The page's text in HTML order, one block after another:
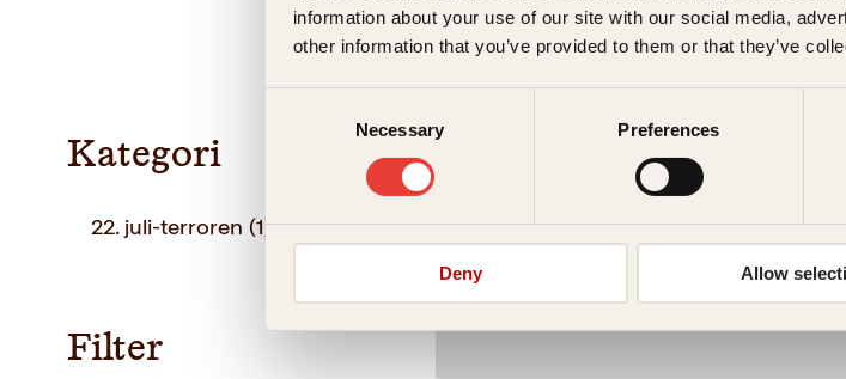
information about your use of our site with our social media,
other information that you’ve provided to them or that they’ve
Necessary Preferences
Deny Allow
Kategori
22. juli-terroren (1)
Filter